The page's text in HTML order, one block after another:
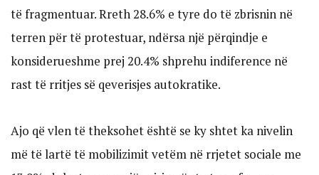
të fragmentuar. Rreth 28.6% e tyre do të zbrisnin në
terren për të protestuar, ndërsa një përqindje e
konsiderueshme prej 20.4% shprehu indiference në
rast të rritjes së qeverisjes autokratike.
Ajo që vlen të theksohet është se ky shtet ka nivelin
më të lartë të mobilizimit vetëm në rrjetet sociale me